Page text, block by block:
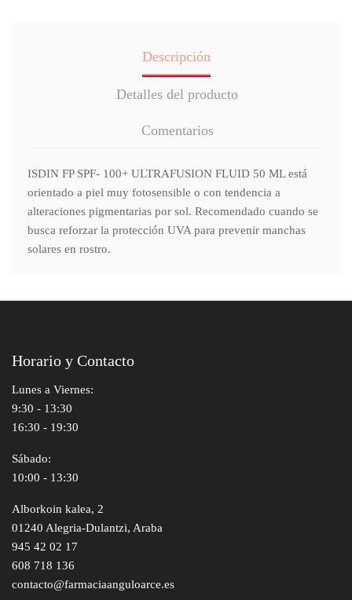
Descripción
Detalles del producto
Comentarios
ISDIN FP SPF- 100+ ULTRAFUSION FLUID 50 ML está
orientado a piel muy fotosensible o con tendencia a
alteraciones pigmentarias por sol. Recomendado cuando se
busca reforzar la protección UVA para prevenir manchas
solares en rostro.
Horario y Contacto
Lunes a Viernes:
9:30 - 13:30
16:30 - 19:30
Sábado:
10:00 - 13:30
Alborkoin kalea, 2
01240 Alegria-Dulantzi, Araba
945 42 02 17
608 718 136
contacto@farmaciaanguloarce.es